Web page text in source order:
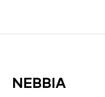
NEBBIA